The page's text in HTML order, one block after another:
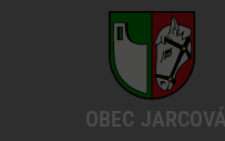
OBEC JARCOVÁ